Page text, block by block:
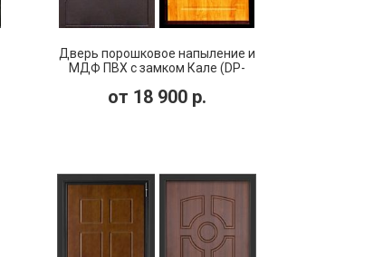
Дверь порошковое напыление и
МДФ ПВХ с замком Кале (DP-
от 18 900р.